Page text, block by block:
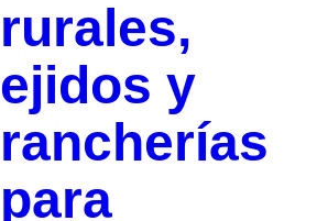
rurales,
ejidos y
rancherías
para